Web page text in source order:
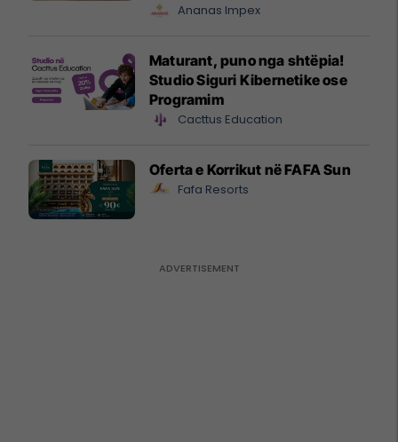
Ananas Impex
Maturant, puno nga shtëpia!
Studio Siguri Kibernetike ose
Programim
Cacttus Education
Oferta e Korrikut në FAFA Sun
Fafa Resorts